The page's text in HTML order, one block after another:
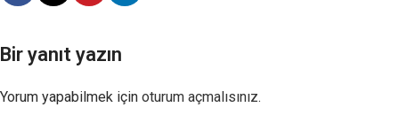
Bir yanıt yazın
Yorum yapabilmek için oturum açmalısınız.